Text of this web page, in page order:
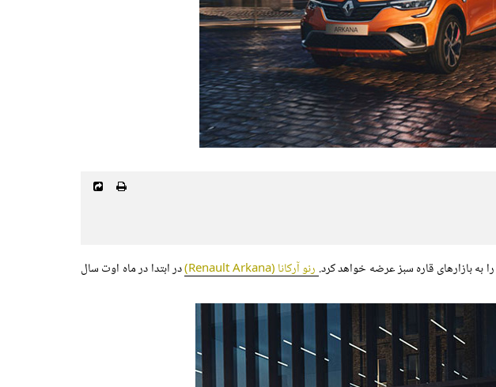
به بازارهای قاره سبز عرضه خواهد کرد. رنو آرکانا (Renault Arkana)
در ابتدا در ماه اوت سال